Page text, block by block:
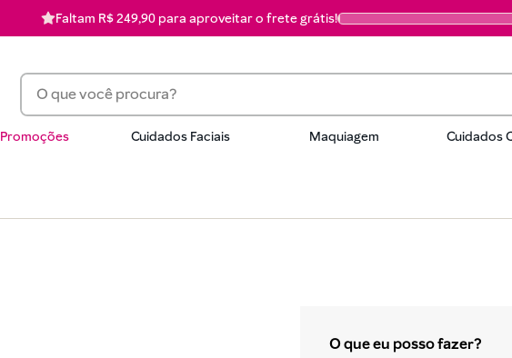
Faltam R$ 249,90 para aproveitar o frete grátis!
O que você procura?
Promoções Cuidados Faciais Maquiagem Cuidados
Termos mais buscados
2 corretivo